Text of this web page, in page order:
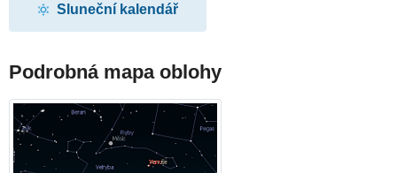
Sluneční kalendář
Podrobná mapa oblohy